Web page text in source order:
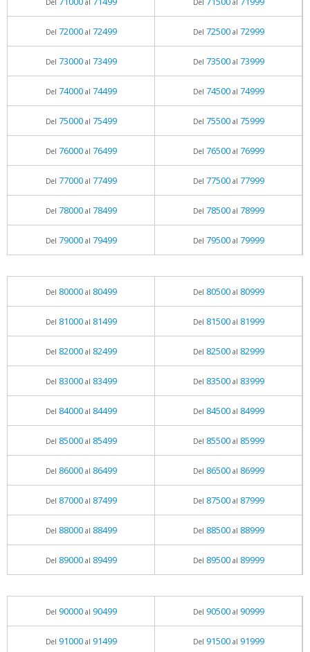
Del al Del al
Del 72000al 72499 Del 72500al 72999
Del 73000al 73499 Del 73500al 73999
Del 74000al 74499 Del 74500al 74999
Del 75000al 75499 Del 75500al 75999
Del 76000al 76499 Del 76500al 76999
Del 77000al 77499 Del 77500al 77999
Del 78000al 78499 Del 78500al 78999
Del 79000al 79499 Del 79500al 79999
Del 80000al 80499 Del 80500al 80999
Del 81000al 81499 Del 81500al 81999
Del 82000al 82499 Del 82500al 82999
Del 83000al 83499 Del 83500al 83999
Del 84000al 84499 Del 84500al 84999
Del 85000al 85499 Del 85500al 85999
Del 86000al 86499 Del 86500al 86999
Del 87000al 87499 Del 87500al 87999
Del 88000al 88499 Del 88500al 88999
Del 89000al 89499 Del 89500al 89999
Del 90000al 90499 Del 90500al 90999
Del 91000al 91499 Del 91500al 91999